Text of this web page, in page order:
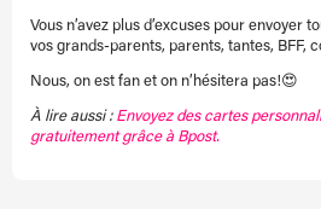
Vous n’avez plus d’excuses pour envoyer
vos grands-parents, parents, tantes, BFF,
Nous, on est fan et on n’hésitera pas!😍
À lire aussi : Envoyez des cartes
gratuitement grâce à Bpost.